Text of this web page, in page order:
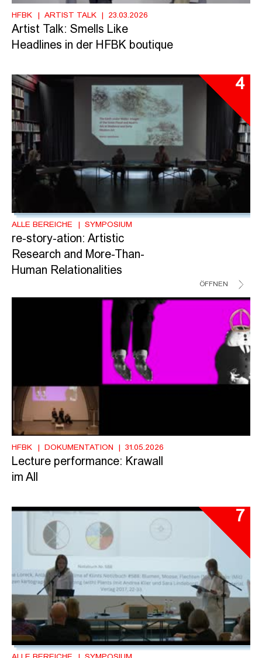
HFBK ARTIST TALK 23.03.2026
Artist Talk: Smells Like
Headlines in der HFBK boutique
4
ALLE BEREICHE SYMPOSIUM
re-story-ation: Artistic
Research and More-Than-
Human Relationalities
ÖFFNEN
HFBK DOKUMENTATION 31.05.2026
Lecture performance: Krawall
im All
7